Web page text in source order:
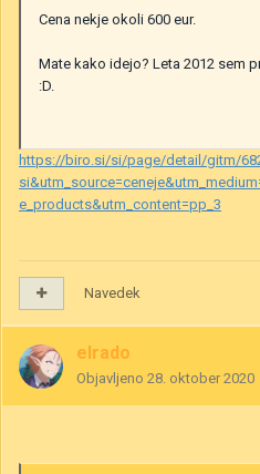
Cena nekje okoli 600 eur.
Mate kako idejo? Leta 2012 sem
:D.
https://biro.si/si/page/detail/gitm/
e_products&utm_content=pp_3
Navedek
elrado
Objavljeno 28. oktober 2020